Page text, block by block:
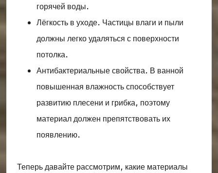
горячей воды.
Лёгкость в уходе. Частицы влаги и пыли
должны легко удаляться с поверхности
потолка.
Антибактериальные свойства. В ванной
повышенная влажность способствует
развитию плесени и грибка, поэтому
материал должен препятствовать их
появлению.
Теперь давайте рассмотрим, какие материалы